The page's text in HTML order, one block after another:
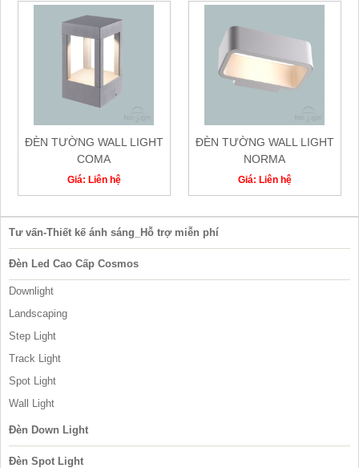
ĐÈN TƯỜNG WALL LIGHT
COMA
Giá: Liên hệ
ĐÈN TƯỜNG WALL LIGHT
NORMA
Giá: Liên hệ
Tư vấn-Thiết kế ánh sáng_Hỗ trợ miễn phí
Đèn Led Cao Cấp Cosmos
Downlight
Landscaping
Step Light
Track Light
Spot Light
Wall Light
Đèn Down Light
Đèn Spot Light